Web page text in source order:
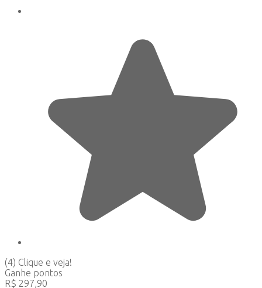
(4) Clique e veja!
Ganhe pontos
R$ 297,90